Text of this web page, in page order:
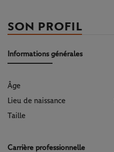
SON PROFIL
Informations générales
Âge
Lieu de naissance
Taille
Carrière professionnelle